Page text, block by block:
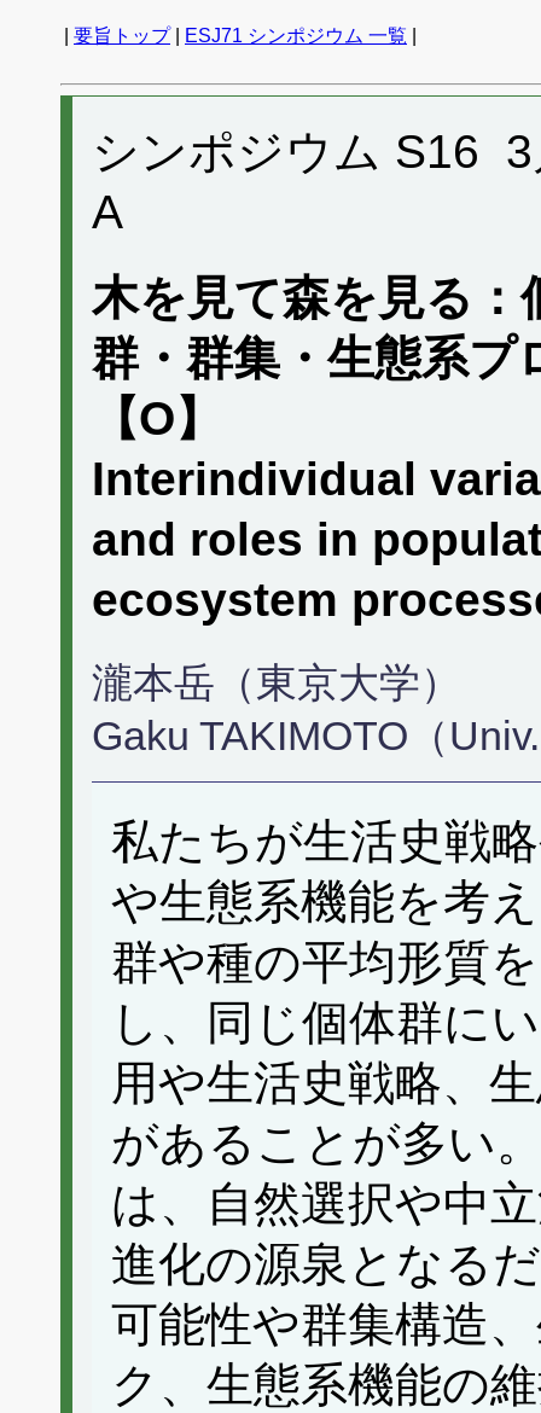
要旨トップ| ESJ71 シンポジウム 一覧
シンポジウム S16
A
木を見て森を見る：
群・群集・生態系プ
【O】
Interindividual
and roles in
ecosystem
瀧本岳（東京大学）
Gaku TAKIMOTO（
私たちが生活史戦
や生態系機能を考
群や種の平均形質
し、同じ個体群に
用や生活史戦略、
があることが多い
は、自然選択や中
進化の源泉となる
可能性や群集構造
ク、生態系機能の